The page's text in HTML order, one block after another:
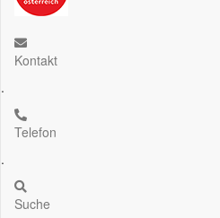
Kontakt
.
Telefon
.
Suche